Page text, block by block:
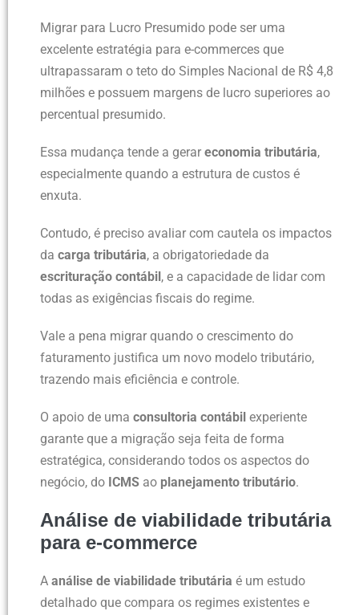
Migrar para Lucro Presumido pode ser uma
excelente estratégia para e-commerces que
ultrapassaram o teto do Simples Nacional de R$ 4,8
milhões e possuem margens de lucro superiores ao
percentual presumido.
Essa mudança tende a gerar economia tributária,
especialmente quando a estrutura de custos é
enxuta.
Contudo, é preciso avaliar com cautela os impactos
da carga tributária, a obrigatoriedade da
escrituração contábil, e a capacidade de lidar com
todas as exigências fiscais do regime.
Vale a pena migrar quando o crescimento do
faturamento justifica um novo modelo tributário,
trazendo mais eficiência e controle.
O apoio de uma consultoria contábil experiente
garante que a migração seja feita de forma
estratégica, considerando todos os aspectos do
negócio, do ICMS ao planejamento tributário.
Análise de viabilidade tributária
para e-commerce
A análise de viabilidade tributária é um estudo
detalhado que compara os regimes existentes e